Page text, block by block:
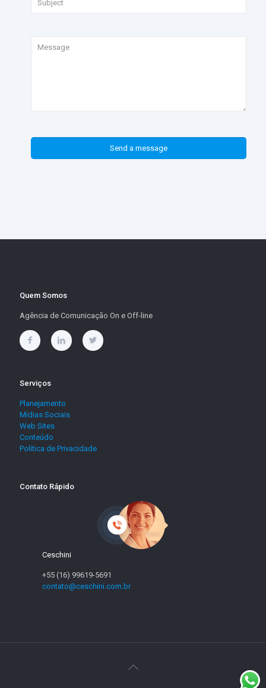
Quem Somos
Agência de Comunicação On e Off-line
Serviços
Planejamento
Mídias Sociais
Web Sites
Conteúdo
Política de Privacidade
Contato Rápido
Ceschini
+55 (16) 99619-5691
contato@ceschini.com.br